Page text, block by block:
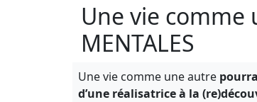
Une vie comme
MENTALES
Une vie comme une autre
d’une réalisatrice à la